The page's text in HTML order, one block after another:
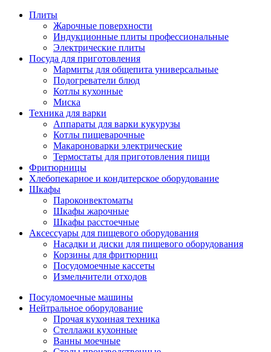
Плиты
Жарочные поверхности
Индукционные плиты профессиональные
Электрические плиты
Посуда для приготовления
Мармиты для общепита универсальные
Подогреватели блюд
Котлы кухонные
Миска
Техника для варки
Аппараты для варки кукурузы
Котлы пищеварочные
Макароноварки электрические
Термостаты для приготовления пищи
Фритюрницы
Хлебопекарное и кондитерское оборудование
Шкафы
Пароконвектоматы
Шкафы жарочные
Шкафы расстоечные
Аксессуары для пищевого оборудования
Насадки и диски для пищевого оборудования
Корзины для фритюрниц
Посудомоечные кассеты
Измельчители отходов
Посудомоечные машины
Нейтральное оборудование
Прочая кухонная техника
Стеллажи кухонные
Ванны моечные